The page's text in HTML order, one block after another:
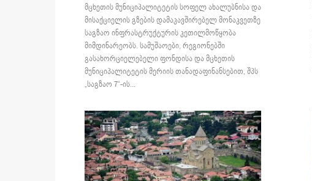
მცხეთის მუნიციპალიტეტის სოფელ ახალუბნისა და
მისაქციელის გზების დამაკავშირებელ მონაკვეთზე
საგზაო ინფრასტრუქტურის კეთილმოწყობა
მიმდინარეობს. სამუშაოები, რეგიონებში
გასახორციელებელი ფონდისა და მცხეთის
მუნიციპალიტეტის მერიის თანადაფინანსებით, შპს
„საგზაო 7“-ის...